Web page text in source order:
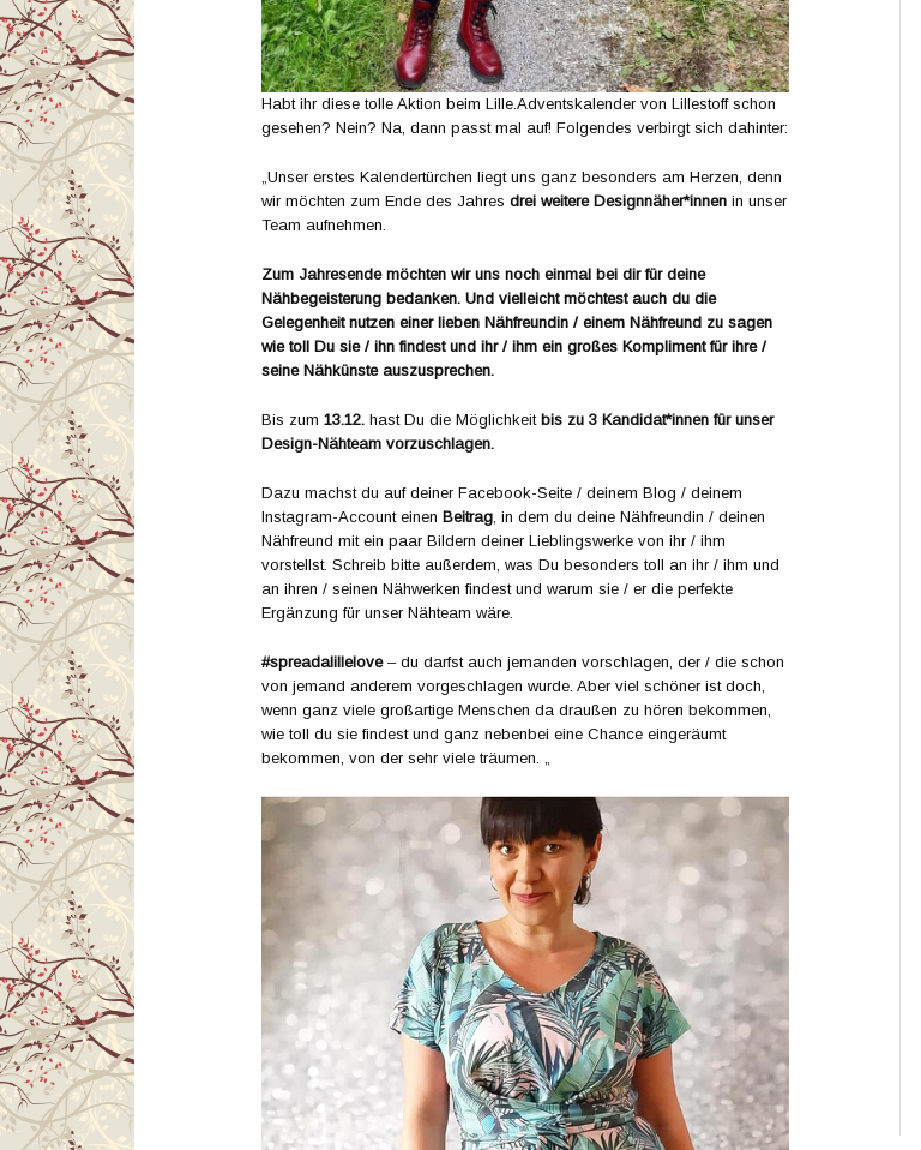
Habt ihr diese tolle Aktion beim Lille.Adventskalender von Lillestoff schon
gesehen? Nein? Na, dann passt mal auf! Folgendes verbirgt sich dahinter:
„Unser erstes Kalendertürchen liegt uns ganz besonders am Herzen, denn
wir möchten zum Ende des Jahres drei weitere Designnäher*innen in unser
Team aufnehmen.
Zum Jahresende möchten wir uns noch einmal bei dir für deine
Nähbegeisterung bedanken. Und vielleicht möchtest auch du die
Gelegenheit nutzen einer lieben Nähfreundin / einem Nähfreund zu sagen
wie toll Du sie / ihn findest und ihr / ihm ein großes Kompliment für ihre /
seine Nähkünste auszusprechen.
Bis zum 13.12. hast Du die Möglichkeit bis zu 3 Kandidat*innen für unser
Design-Nähteam vorzuschlagen.
Dazu machst du auf deiner Facebook-Seite / deinem Blog / deinem
Instagram-Account einen Beitrag, in dem du deine Nähfreundin / deinen
Nähfreund mit ein paar Bildern deiner Lieblingswerke von ihr / ihm
vorstellst. Schreib bitte außerdem, was Du besonders toll an ihr / ihm und
an ihren / seinen Nähwerken findest und warum sie / er die perfekte
Ergänzung für unser Nähteam wäre.
#spreadalillelove– du darfst auch jemanden vorschlagen, der / die schon
von jemand anderem vorgeschlagen wurde. Aber viel schöner ist doch,
wenn ganz viele großartige Menschen da draußen zu hören bekommen,
wie toll du sie findest und ganz nebenbei eine Chance eingeräumt
bekommen, von der sehr viele träumen. „